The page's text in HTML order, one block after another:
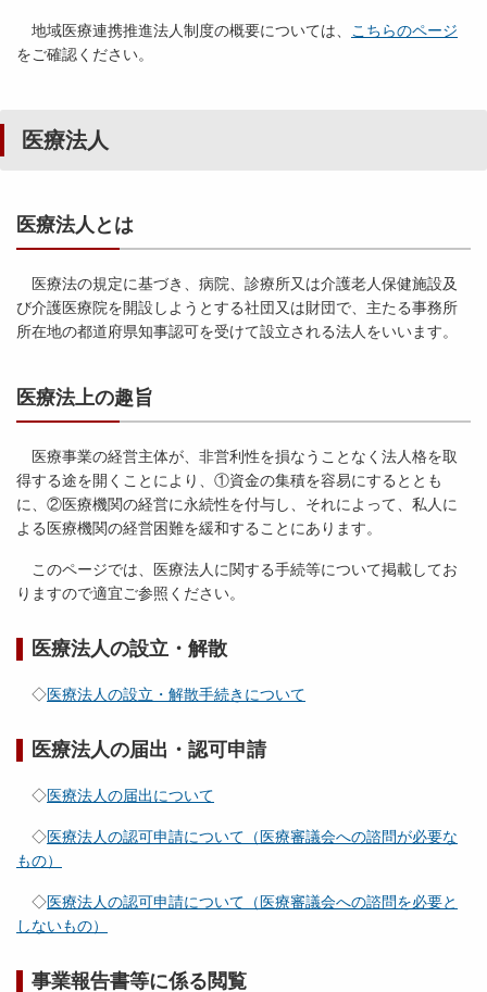
地域医療連携推進法人制度の概要については、
こちらのページ
をご確認ください。
医療法人
医療法人とは
医療法の規定に基づき、病院、診療所又は介護老人保健施設及
び介護医療院を開設しようとする社団又は財団で、主たる事務所
所在地の都道府県知事認可を受けて設立される法人をいいます。
医療法上の趣旨
医療事業の経営主体が、非営利性を損なうことなく法人格を取
得する途を開くことにより、①資金の集積を容易にするととも
に、②医療機関の経営に永続性を付与し、それによって、私人に
よる医療機関の経営困難を緩和することにあります。
このページでは、医療法人に関する手続等について掲載してお
りますので適宜ご参照ください。
医療法人の設立・解散
◇医療法人の設立・解散手続きについて
医療法人の届出・認可申請
◇医療法人の届出について
◇医療法人の認可申請について（医療審議会への諮問が必要な
もの）
◇医療法人の認可申請について（医療審議会への諮問を必要と
しないもの）
事業報告書等に係る閲覧